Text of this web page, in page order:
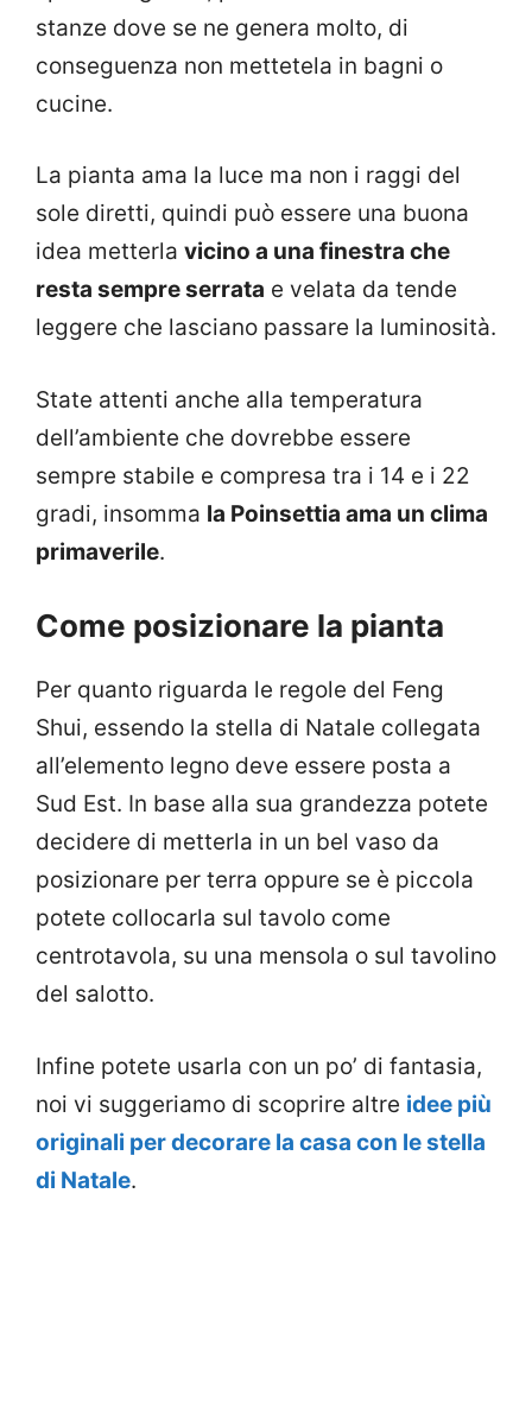
stanze dove se ne genera molto, di
conseguenza non mettetela in bagni o
cucine.
La pianta ama la luce ma non i raggi del
sole diretti, quindi può essere una buona
idea metterla vicino a una finestra che
resta sempre serrata e velata da tende
leggere che lasciano passare la luminosità.
State attenti anche alla temperatura
dell’ambiente che dovrebbe essere
sempre stabile e compresa tra i 14 e i 22
gradi, insomma la Poinsettia ama un clima
primaverile.
Come posizionare la pianta
Per quanto riguarda le regole del Feng
Shui, essendo la stella di Natale collegata
all’elemento legno deve essere posta a
Sud Est. In base alla sua grandezza potete
decidere di metterla in un bel vaso da
posizionare per terra oppure se è piccola
potete collocarla sul tavolo come
centrotavola, su una mensola o sul tavolino
del salotto.
Infine potete usarla con un po’ di fantasia,
noi vi suggeriamo di scoprire altre idee più
originali per decorare la casa con le stella
di Natale.